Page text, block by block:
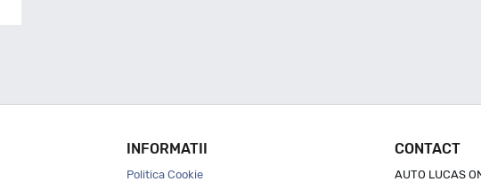
INFORMATII
Politica Cookie
CONTACT
AUTO LUCAS